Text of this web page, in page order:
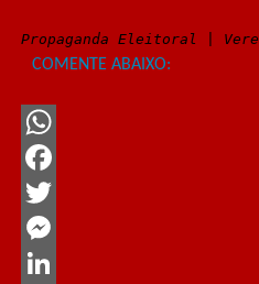
Propaganda Eleitoral |
COMENTE ABAIXO:
WhatsApp
Facebook
Twitter
Messenger